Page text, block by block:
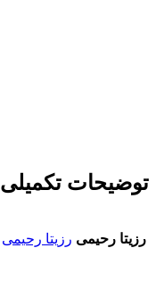
توضیحات تکمیلی
رزیتا رحیمی رزیتا رحیمی